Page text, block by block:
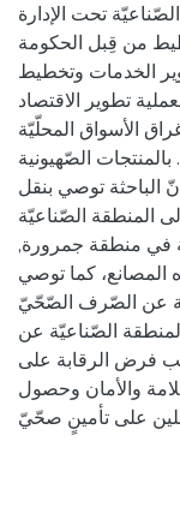
تحت الإدارة
من قِبل الحكومة
الخدمات وتخطيط
تطوير الاقتصاد
الأسواق المحلّيّة
بالمنتجات الصّهيونية .
الباحثة توصي بنقل
المنطقة الصّناعيّة
في منطقة جمرورة,
كما توصي
عن الصّرف الصّحّيّ
الصّناعيّة عن
فرض الرقابة على
والأمان وحصول
على تأمينٍ صحّيّ .